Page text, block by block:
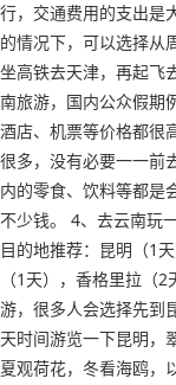
行，交通费用的支出是
的情况下，可以选择从
坐高铁去天津，再起飞
南旅游，国内公众假期
酒店、机票等价格都很
很多，没有必要一一前
内的零食、饮料等都是
不少钱。 4、去云南玩
目的地推荐：昆明（1
（1天），香格里拉（
游，很多人会选择先到
天时间游览一下昆明，
夏观荷花，冬看海鸥，